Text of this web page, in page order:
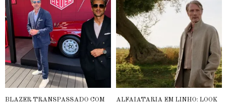
BLAZER TRANSPASSADO COM
ALFAIATARIA EM LINHO: LOOK